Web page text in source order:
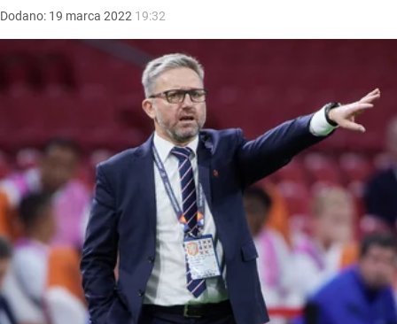
Dodano: 19 marca 2022 19:32